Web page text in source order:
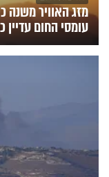
מזג האוויר משנה
עומסי החום עדיין